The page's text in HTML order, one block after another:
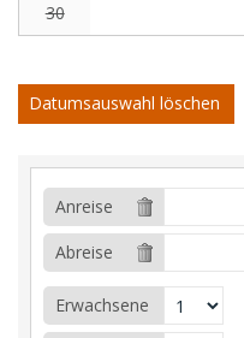
30
Datumsauswahl löschen
Anreise
Abreise
Erwachsene